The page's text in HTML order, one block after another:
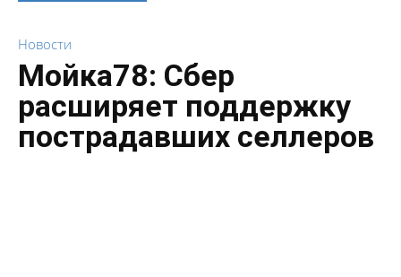
Новости
Мойка78: Сбер
расширяет поддержку
пострадавших селлеров